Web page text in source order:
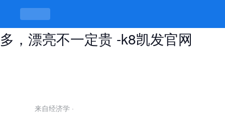
淮安喝茶spa哪家最漂亮，喝茶讲究
多，漂亮不一定贵 -k8凯发官网
来自经济学 ·